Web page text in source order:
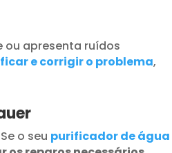
apresenta ruídos
e corrigir o problema,
o seu purificador de água